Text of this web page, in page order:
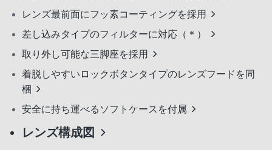
レンズ最前面にフッ素コーティングを採用
差し込みタイプのフィルターに対応（＊）
取り外し可能な三脚座を採用
着脱しやすいロックボタンタイプのレンズフードを同
梱
安全に持ち運べるソフトケースを付属
レンズ構成図